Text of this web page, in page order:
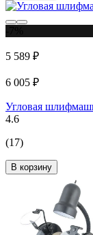
5 589 ₽
6 005 ₽
Угловая
4.6
(17)
В корзину